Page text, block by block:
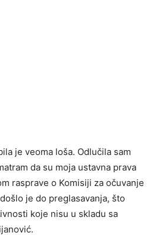
je veoma loša. Odlučila sam
da su moja ustavna prava
rasprave o Komisiji za očuvanje
je do preglasavanja, što
koje nisu u skladu sa